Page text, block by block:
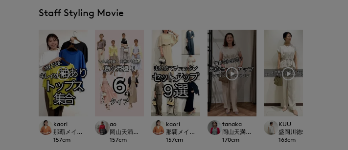
Staff Styling Movie
kaori
那覇メインプレイスI.T.'S.international
157cm
ao
岡山天満屋SUPERIORCLOSET
157cm
kaori
那覇メインプレイスI.T.'S.international
157cm
tanaka
岡山天満屋SUPERIORCLOSET
170cm
KUU
盛岡川徳SUPERIOR CLOSET
163cm